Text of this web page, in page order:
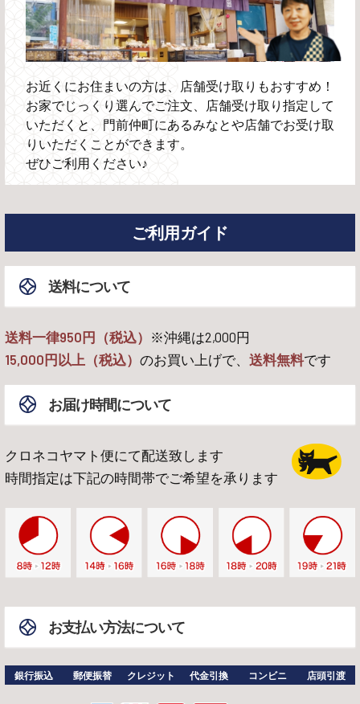
お近くにお住まいの方は、店舗受け取りもおすすめ！
お家でじっくり選んでご注文、店舗受け取り指定して
いただくと、門前仲町にあるみなとや店舗でお受け取
りいただくことができます。
ぜひご利用ください♪
ご利用ガイド
送料について
送料一律950円（税込） ※沖縄は2,000円
15,000円以上（税込） のお買い上げで、 送料無料です
お届け時間について
クロネコヤマト便にて配送致します
時間指定は下記の時間帯でご希望を承ります
お支払い方法について
銀行振込 郵便振替 クレジット 代金引換 コンビニ 店頭引渡